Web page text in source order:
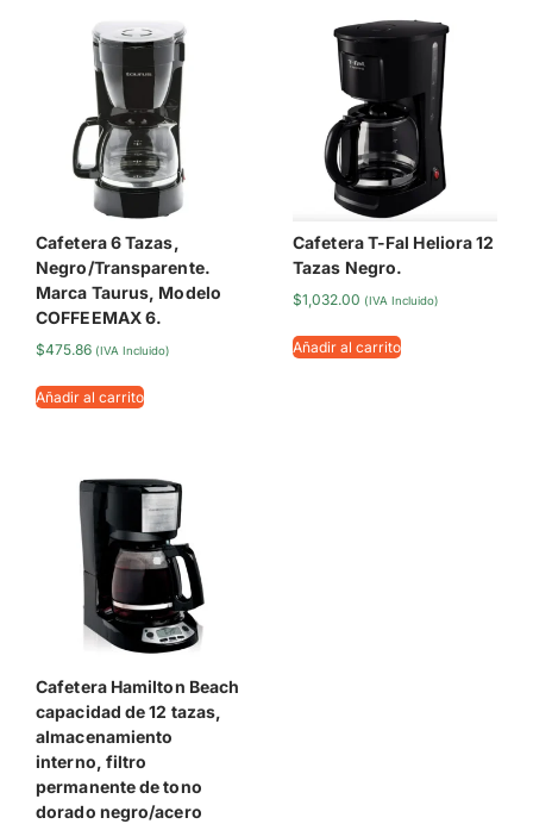
Cafetera 6 Tazas,
Negro/Transparente.
Marca Taurus, Modelo
COFFEEMAX 6.
$475.86 (IVA Incluido)
Añadir al carrito
Cafetera T-Fal Heliora 12
Tazas Negro.
$1,032.00 (IVA Incluido)
Añadir al carrito
Cafetera Hamilton Beach
capacidad de 12 tazas,
almacenamiento
interno, filtro
permanente de tono
dorado negro/acero